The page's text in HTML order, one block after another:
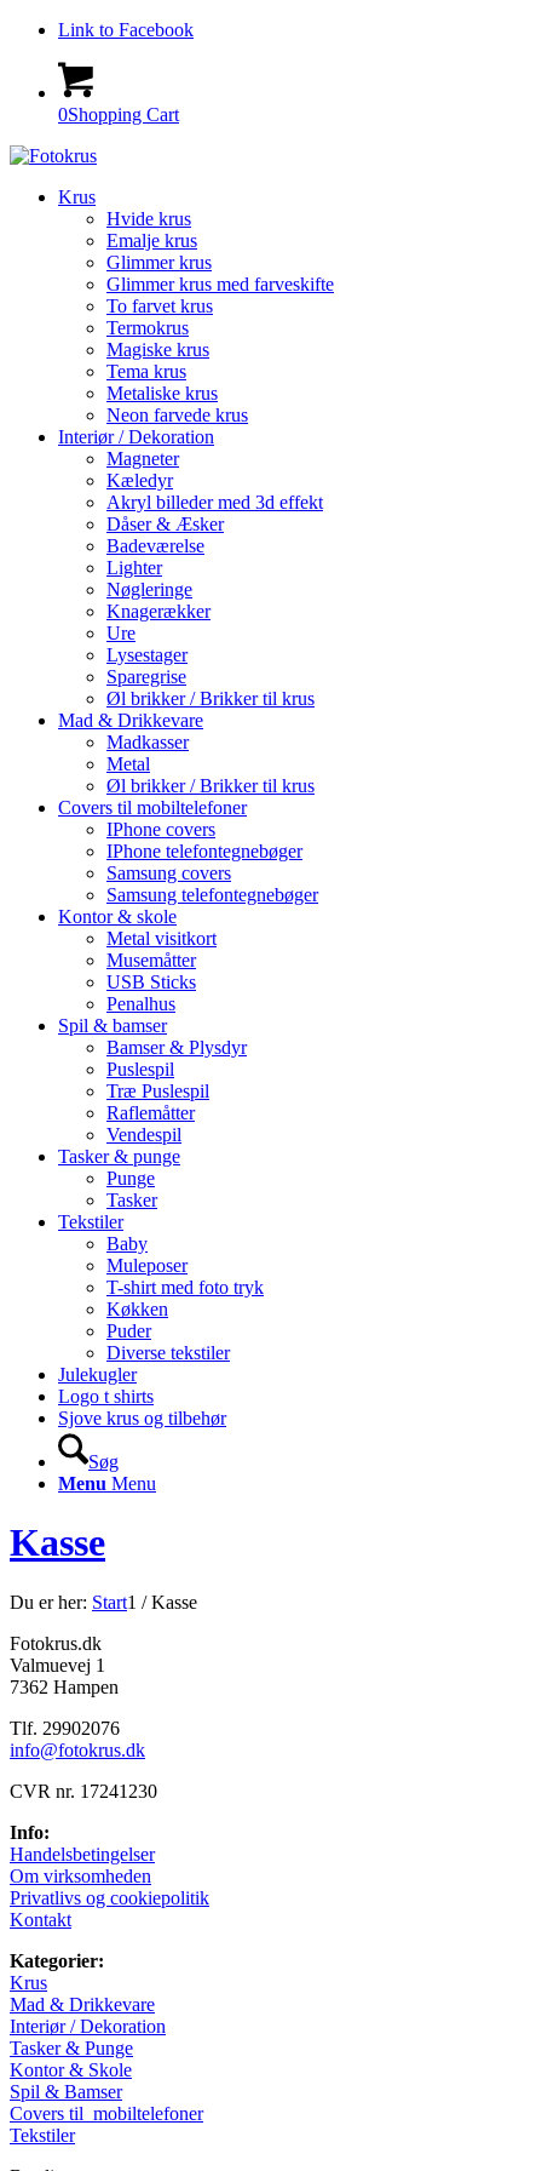
Link to Facebook
0Shopping Cart
Krus
Hvide krus
Emalje krus
Glimmer krus
Glimmer krus med farveskifte
To farvet krus
Termokrus
Magiske krus
Tema krus
Metaliske krus
Neon farvede krus
Interiør / Dekoration
Magneter
Kæledyr
Akryl billeder med 3d effekt
Dåser & Æsker
Badeværelse
Lighter
Nøgleringe
Knagerækker
Ure
Lysestager
Sparegrise
Øl brikker / Brikker til krus
Mad & Drikkevare
Madkasser
Metal
Øl brikker / Brikker til krus
Covers til mobiltelefoner
IPhone covers
IPhone telefontegnebøger
Samsung covers
Samsung telefontegnebøger
Kontor & skole
Metal visitkort
Musemåtter
USB Sticks
Penalhus
Spil & bamser
Bamser & Plysdyr
Puslespil
Træ Puslespil
Raflemåtter
Vendespil
Tasker & punge
Punge
Tasker
Tekstiler
Baby
Muleposer
T-shirt med foto tryk
Køkken
Puder
Diverse tekstiler
Julekugler
Logo t shirts
Sjove krus og tilbehør
Søg
Menu Menu
Kasse
Du er her: Start1 / Kasse
Fotokrus.dk
Valmuevej 1
7362 Hampen
Tlf. 29902076
info@fotokrus.dk
CVR nr. 17241230
Info:
Handelsbetingelser
Om virksomheden
Privatlivs og cookiepolitik
Kontakt
Kategorier:
Krus
Mad & Drikkevare
Interiør / Dekoration
Tasker & Punge
Kontor & Skole
Spil & Bamser
Covers til mobiltelefoner
Tekstiler